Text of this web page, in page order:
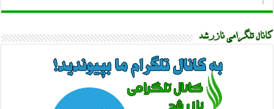
کانال تلگرامی نازرشد